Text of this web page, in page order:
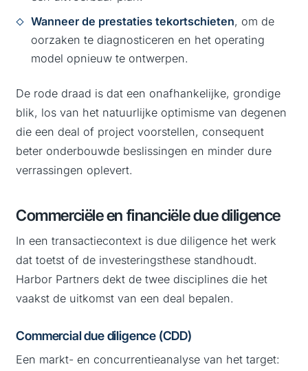
Wanneer de prestaties tekortschieten, om de
oorzaken te diagnosticeren en het operating
model opnieuw te ontwerpen.
De rode draad is dat een onafhankelijke, grondige
blik, los van het natuurlijke optimisme van degenen
die een deal of project voorstellen, consequent
beter onderbouwde beslissingen en minder dure
verrassingen oplevert.
Commerciële en financiële due diligence
In een transactiecontext is due diligence het werk
dat toetst of de investeringsthese standhoudt.
Harbor Partners dekt de twee disciplines die het
vaakst de uitkomst van een deal bepalen.
Commercial due diligence (CDD)
Een markt- en concurrentieanalyse van het target: